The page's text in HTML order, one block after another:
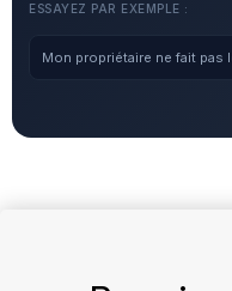
ESSAYEZ PAR EXEMPLE :
Mon propriétaire ne fait pas